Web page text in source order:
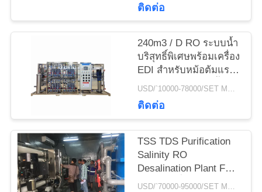
แผนผัง
เว็บไซต์
PRIVACY
POLICY
ติดต่อ
240m3 / D RO ระบบน้ำ
บริสุทธิ์พิเศษพร้อมเครื่อง
EDI สำหรับหม้อต้มแรง
ดันสูง Subcritical น้ำ
USD/`10000-78000/SET MOQ:1 ชุด
ติดต่อ
TSS TDS Purification
Salinity RO
Desalination Plant FRP
50 ตันต่อชั่วโมงสำหรับUSD/`70000-95000/SET MOQ:1 ชุด